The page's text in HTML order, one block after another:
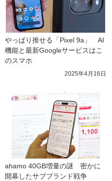
やっぱり推せる「Pixel 9a」　AI
機能と最新Googleサービスはこ
のスマホ
2025年4月16日
ahamo 40GB増量の謎　密かに
開幕したサブブランド戦争